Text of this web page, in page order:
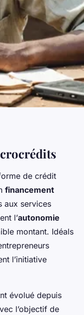
de crédit
financement
aux services
l’autonomie
montant. Idéals
l’initiative
évolué depuis
l’objectif de